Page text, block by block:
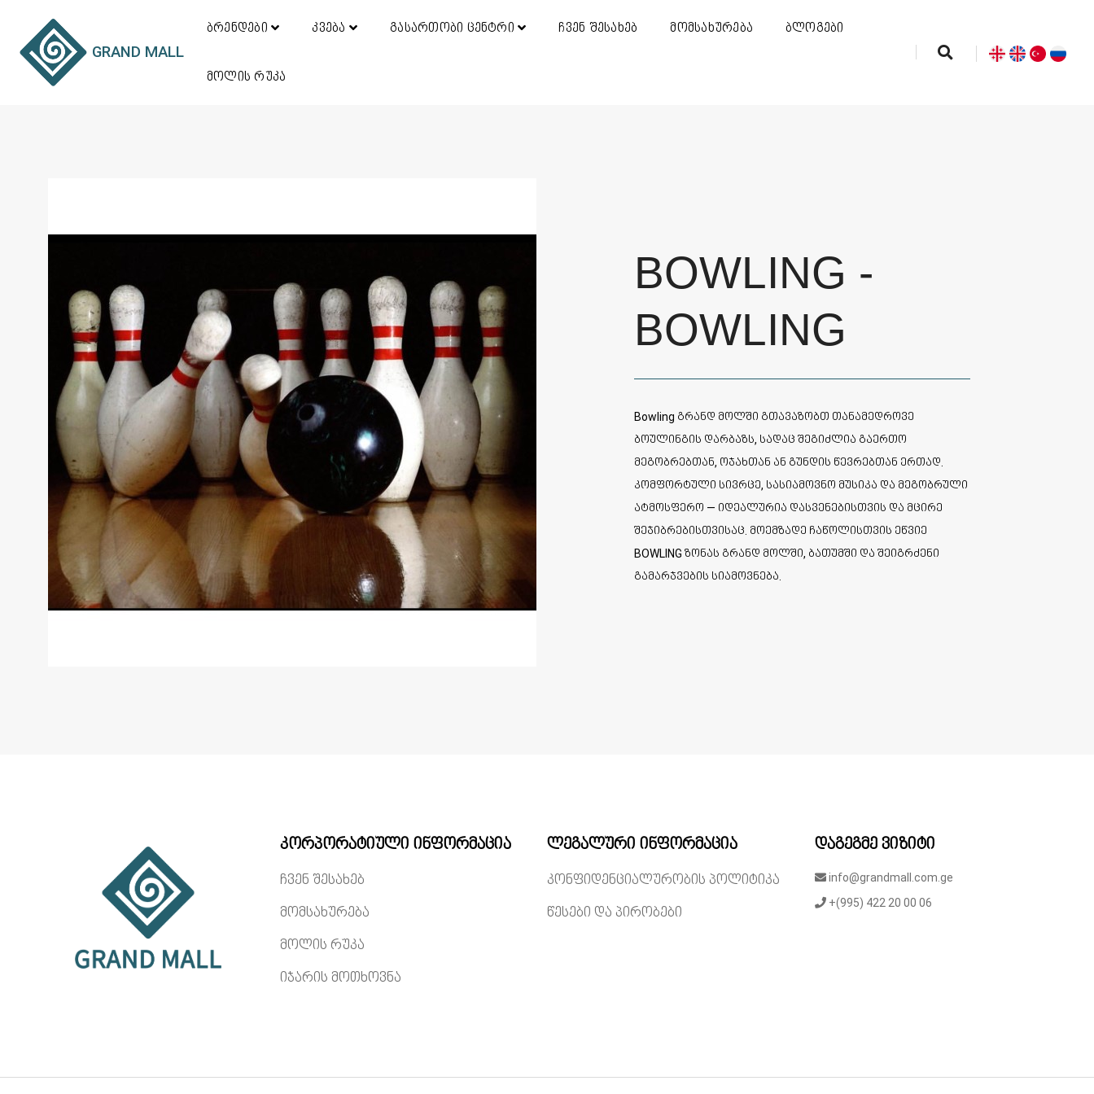
GRAND MALL
ბრენდები კვება გასართობი ცენტრი ჩვენ შესახებ მომსახურება ბლოგები
მოლის რუკა
BOWLING -
BOWLING
Bowling გრანდ მოლში გთავაზობთ თანამედროვე
ბოულინგის დარბაზს, სადაც შეგიძლია გაერთო
მეგობრებთან, ოჯახთან ან გუნდის წევრებთან ერთად.
კომფორტული სივრცე, სასიამოვნო მუსიკა და მეგობრული
ატმოსფერო — იდეალურია დასვენებისთვის და მცირე
შეჯიბრებისთვისაც. მოემზადე ჩაწოლისთვის ეწვიე
BOWLING ზონას გრანდ მოლში, ბათუმში და შეიგრძენი
გამარჯვების სიამოვნება.
კორპორატიული ინფორმაცია
ჩვენ შესახებ
მომსახურება
მოლის რუკა
იჯარის მოთხოვნა
ლეგალური ინფორმაცია
კონფიდენციალურობის პოლიტიკა
წესები და პირობები
დაგეგმე ვიზიტი
info@grandmall.com.ge
+(995) 422 20 00 06